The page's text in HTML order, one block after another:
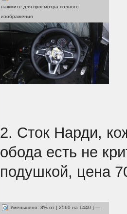
нажмите для просмотра полного
изображения
2. Сток Нарди,
обода есть не
подушкой, цена
Уменьшено: 8% от [ 2560 на 1440 ] —